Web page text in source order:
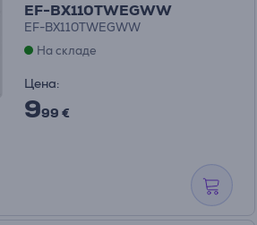
EF-BX110TWEGWW
EF-BX110TWEGWW
На складе
Цена:
999 €